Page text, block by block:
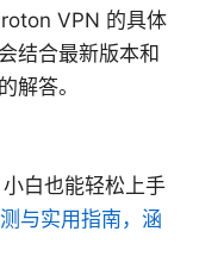
VPN 的具体
结合最新版本和
解答。
白也能轻松上手
与实用指南，涵